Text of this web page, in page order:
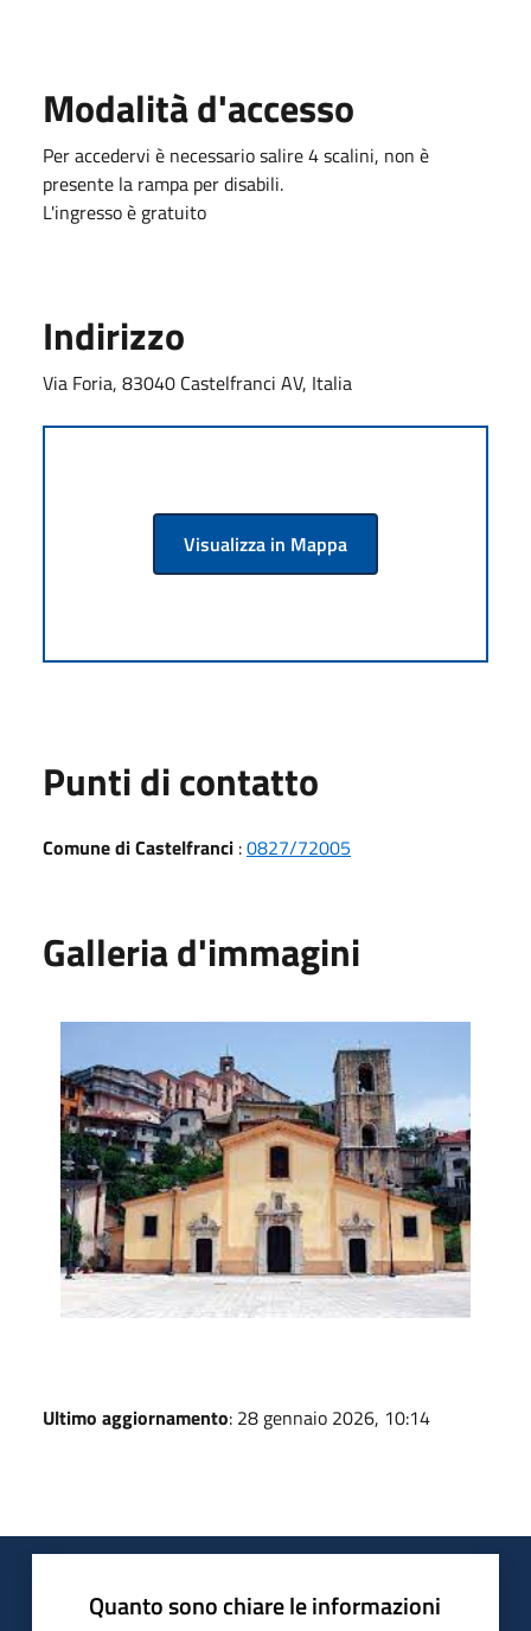
Modalità d'accesso
Per accedervi è necessario salire 4 scalini, non è
presente la rampa per disabili.
L'ingresso è gratuito
Indirizzo
Via Foria, 83040 Castelfranci AV, Italia
Visualizza in Mappa
Punti di contatto
Comune di Castelfranci :0827/72005
Galleria d'immagini
Ultimo aggiornamento: 28 gennaio 2026, 10:14
Quanto sono chiare le informazioni